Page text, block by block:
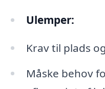
Ulemper:
Krav til plads
Måske behov